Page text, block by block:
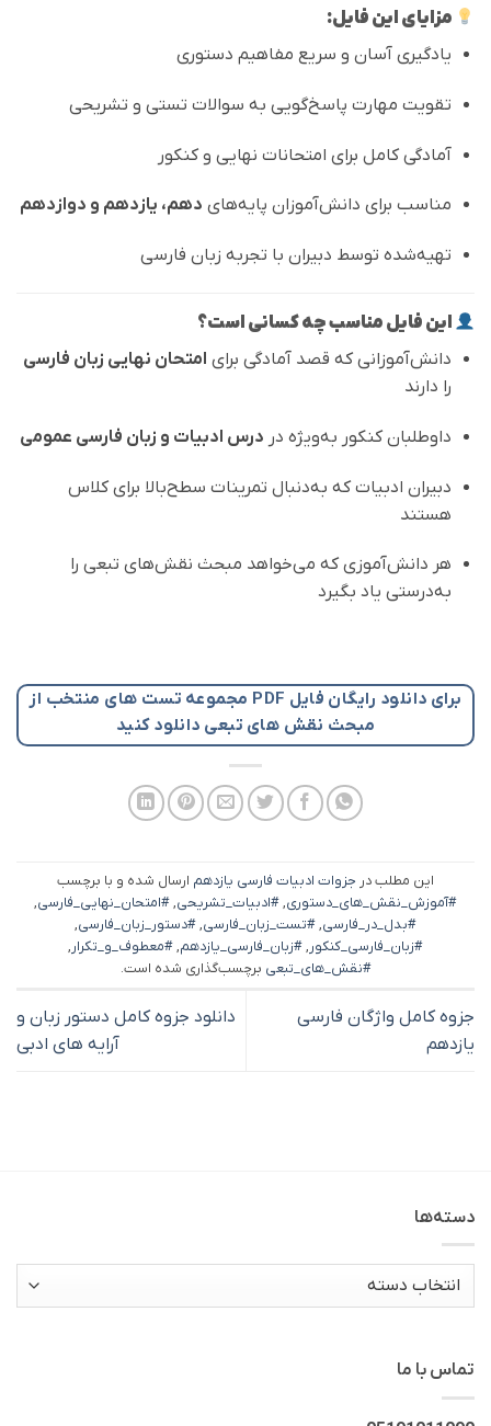
مزایای این فایل:
یادگیری آسان و سریع مفاهیم دستوری
تقویت مهارت پاسخ‌گویی به سوالات تستی و تشریحی
آمادگی کامل برای امتحانات نهایی و کنکور
مناسب برای دانش‌آموزان پایه‌های دهم، یازدهم و دوازدهم
تهیه‌شده توسط دبیران با تجربه زبان فارسی
این فایل مناسب چه کسانی است؟
دانش‌آموزانی که قصد آمادگی برای امتحان نهایی زبان فارسی
را دارند
داوطلبان کنکور به‌ویژه در درس ادبیات و زبان فارسی عمومی
دبیران ادبیات که به‌دنبال تمرینات سطح‌بالا برای کلاس
هستند
هر دانش‌آموزی که می‌خواهد مبحث نقش‌های تبعی را
به‌درستی یاد بگیرد
برای دانلود رایگان فایل PDF مجموعه تست های منتخب از
مبحث نقش های تبعی دانلود کنید
این مطلب در جزوات ادبیات فارسی یازدهم ارسال شده و با برچسب
#آموزش_نقش_های_دستوری,#ادبیات_تشریحی,#امتحان_نهایی_فارسی,
#بدل_در_فارسی,#تست_زبان_فارسی,#دستور_زبان_فارسی,
#زبان_فارسی_کنکور,#زبان_فارسی_یازدهم,#معطوف_و_تکرار,
#نقش_های_تبعی برچسب‌گذاری شده است.
جزوه کامل واژگان فارسی
یازدهم
دانلود جزوه کامل دستور زبان و
آرایه‌ های ادبی
دسته‌ها
دسته‌ها
تماس با ما